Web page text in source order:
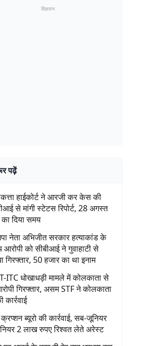
विज्ञापन
पढ़ें
हाईकोर्ट ने आरजी कर केस की
से मांगी स्टेटस रिपोर्ट, 28 अगस्त
दिया समय
नेता अभिजीत सरकार हत्याकांड के
आरोपी को सीबीआई ने गुवाहाटी से
गिरफ्तार, 50 हजार का था इनाम
ITC धोखाधड़ी मामले में कोलकाता से
गिरफ्तार, असम STF ने कोलकाता
कार्रवाई
ब्यूरो की कार्रवाई, सब-जूनियर
2 लाख रुपए रिश्वत लेते अरेस्ट